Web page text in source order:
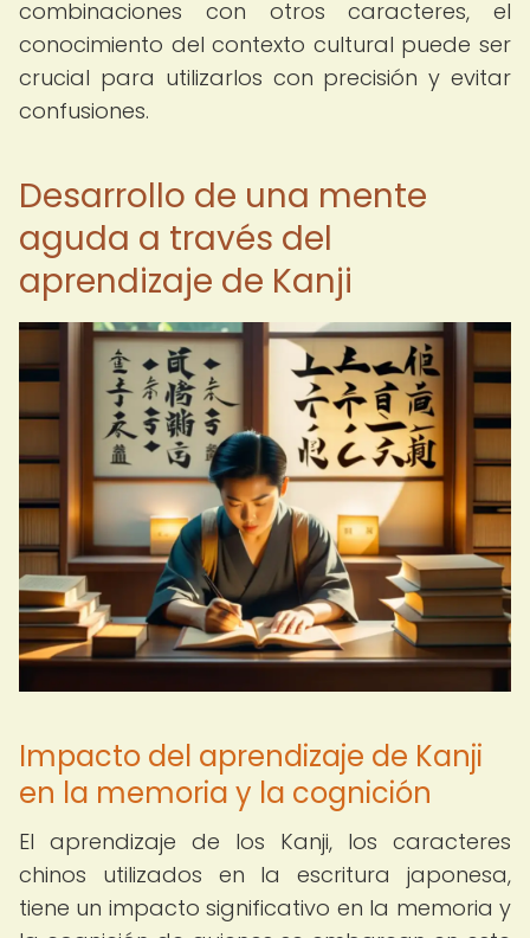
combinaciones con otros caracteres, el
conocimiento del contexto cultural puede ser
crucial para utilizarlos con precisión y evitar
confusiones.
Desarrollo de una mente
aguda a través del
aprendizaje de Kanji
Impacto del aprendizaje de Kanji
en la memoria y la cognición
El aprendizaje de los Kanji, los caracteres
chinos utilizados en la escritura japonesa,
tiene un impacto significativo en la memoria y